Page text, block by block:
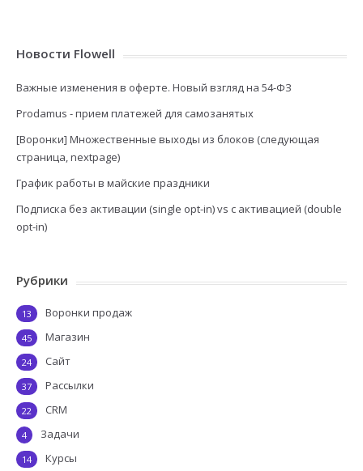
Новости Flowell
Важные изменения в оферте. Новый взгляд на 54-ФЗ
Prodamus - прием платежей для самозанятых
[Воронки] Множественные выходы из блоков (следующая
страница, nextpage)
График работы в майские праздники
Подписка без активации (single opt-in) vs с активацией (double
opt-in)
Рубрики
Воронки продаж
13
Магазин
45
Сайт
24
Рассылки
37
CRM
22
Задачи
4
Курсы
14